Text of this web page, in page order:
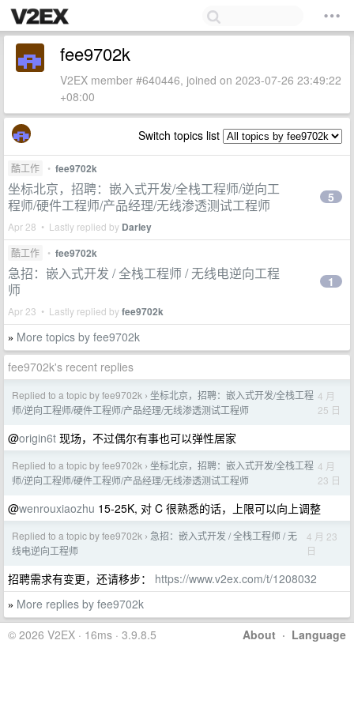
fee9702k
V2EX member #640446, joined on 2023-07-26 23:49:22
+08:00
Switch topics list
酷工作 • fee9702k
坐标北京，招聘：嵌入式开发/全栈工程师/逆向工
程师/硬件工程师/产品经理/无线渗透测试工程师
Apr 28 • Lastly replied by Darley
5
酷工作 • fee9702k
急招：嵌入式开发 / 全栈工程师 / 无线电逆向工程
师
Apr 23 • Lastly replied byfee9702k
1
» More topics by fee9702k
fee9702k's recent replies
Replied to a topic by fee9702k › 坐标北京，招聘：嵌入式开发/全栈工程
师/逆向工程师/硬件工程师/产品经理/无线渗透测试工程师
4 月
25 日
@origin6t 现场，不过偶尔有事也可以弹性居家
Replied to a topic by fee9702k › 坐标北京，招聘：嵌入式开发/全栈工程
师/逆向工程师/硬件工程师/产品经理/无线渗透测试工程师
4 月
23 日
@wenrouxiaozhu 15-25K, 对 C 很熟悉的话，上限可以向上调整
Replied to a topic by fee9702k › 急招：嵌入式开发 / 全栈工程师 / 无
线电逆向工程师
4 月 23
日
招聘需求有变更，还请移步： https://www.v2ex.com/t/1208032
» More replies by fee9702k
About · Language
© 2026 V2EX · 16ms · 3.9.8.5